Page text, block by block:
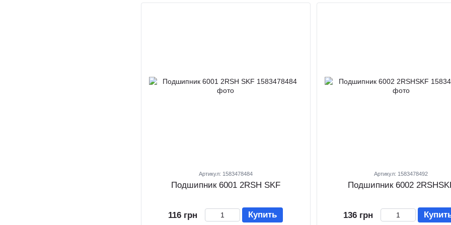
Артикул: 1583478484
Подшипник 6001 2RSH SKF
116 грн Купить
Артикул: 1583478492
Подшипник 6002
136 грн